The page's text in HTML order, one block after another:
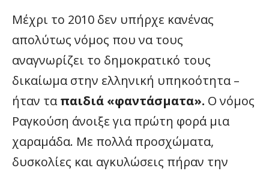
Μέχρι το 2010 δεν υπήρχε κανένας
απολύτως νόμος που να τους
αναγνωρίζει το δημοκρατικό τους
δικαίωμα στην ελληνική υπηκοότητα –
ήταν ταπαιδιά «φαντάσματα». Ο νόμος
Ραγκούση άνοιξε για πρώτη φορά μια
χαραμάδα. Με πολλά προσχώματα,
δυσκολίες και αγκυλώσεις πήραν την